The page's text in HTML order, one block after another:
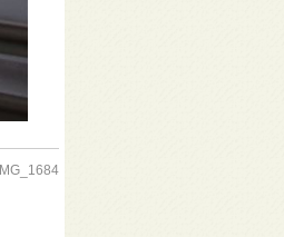
IMG_1684